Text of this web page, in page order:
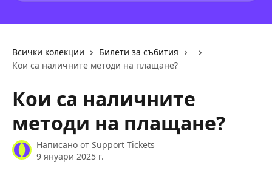
Всички колекции
Билети за събития
Кои са наличните методи на плащане?
Кои са наличните
методи на плащане?
Написано от Support Tickets
9 януари 2025 г.